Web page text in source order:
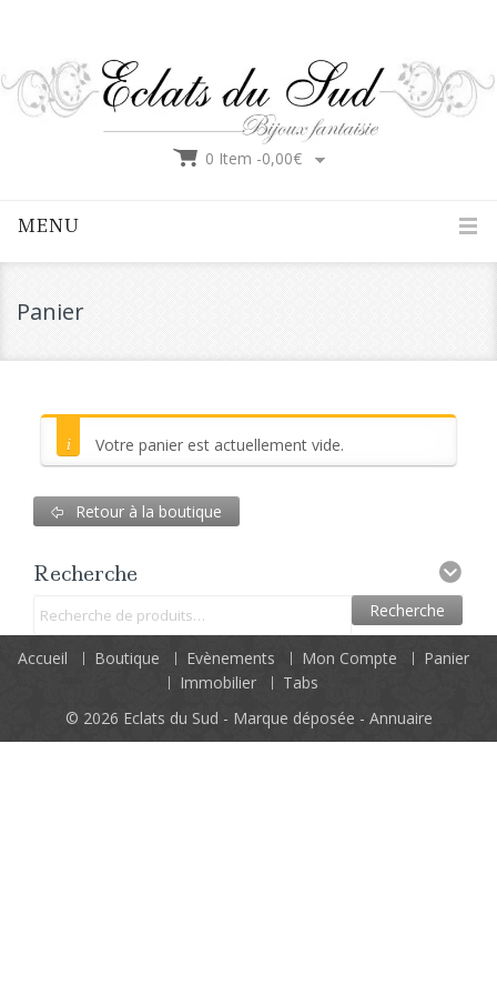
MENU
0 Item -0,00€
Panier
Votre panier est actuellement vide.
Retour à la boutique
Recherche
Recherche
Accueil Boutique Evènements Mon Compte
Panier
Immobilier
Tabs
© 2026 Eclats du Sud - Marque déposée - Annuaire